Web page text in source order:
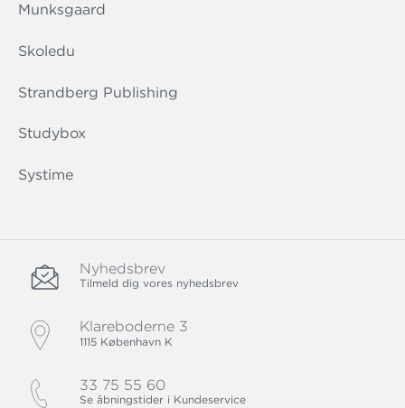
Munksgaard
Skoledu
Strandberg Publishing
Studybox
Systime
Nyhedsbrev
Tilmeld dig vores nyhedsbrev
Klareboderne 3
1115 København K
33 75 55 60
Se åbningstider i Kundeservice